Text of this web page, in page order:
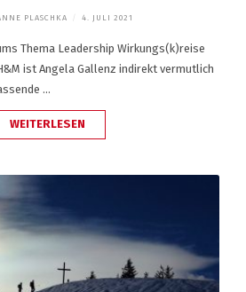
PLASCHKA 4. JULI 2021
Thema Leadership Wirkungs(k)reise
ist Angela Gallenz indirekt vermutlich
…
WEITERLESEN„LEADERSTALK